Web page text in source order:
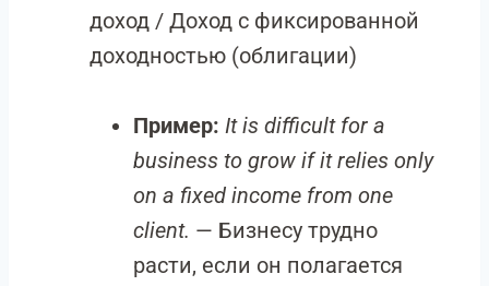
доход / Доход с фиксированной
доходностью (облигации)
Пример: It is difficult for a
business to grow if it relies only
on a fixed income from one
client. — Бизнесу трудно
расти, если он полагается